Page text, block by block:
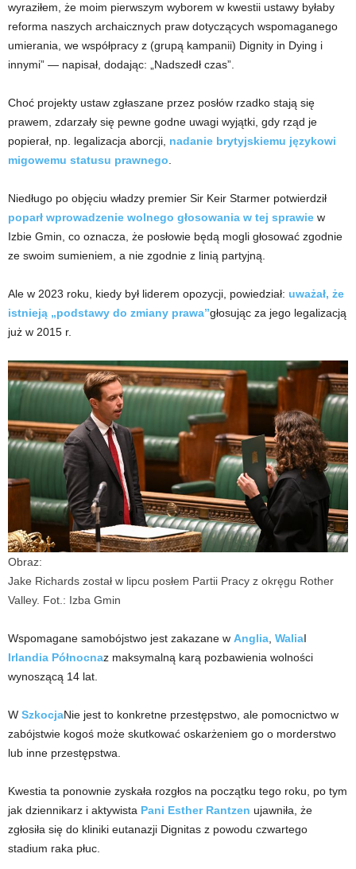
wyraziłem, że moim pierwszym wyborem w kwestii ustawy byłaby
reforma naszych archaicznych praw dotyczących wspomaganego
umierania, we współpracy z (grupą kampanii) Dignity in Dying i
innymi” — napisał, dodając: „Nadszedł czas”.
Choć projekty ustaw zgłaszane przez posłów rzadko stają się
prawem, zdarzały się pewne godne uwagi wyjątki, gdy rząd je
popierał, np. legalizacja aborcji, nadanie brytyjskiemu językowi
migowemu statusu prawnego
Niedługo po objęciu władzy premier Sir Keir Starmer potwierdził
poparł wprowadzenie wolnego głosowania w tej sprawie w
Izbie Gmin, co oznacza, że ​​posłowie będą mogli głosować zgodnie
ze swoim sumieniem, a nie zgodnie z linią partyjną.
Ale w 2023 roku, kiedy był liderem opozycji, powiedział: uważał, że
istnieją „podstawy do zmiany prawa”głosując za jego legalizacją
już w 2015 r.
Obraz:
Jake Richards został w lipcu posłem Partii Pracy z okręgu Rother
Valley. Fot.: Izba Gmin
Wspomagane samobójstwo jest zakazane w Anglia WaliaI
Irlandia Północnaz maksymalną karą pozbawienia wolności
wynoszącą 14 lat.
W SzkocjaNie jest to konkretne przestępstwo, ale pomocnictwo w
zabójstwie kogoś może skutkować oskarżeniem go o morderstwo
lub inne przestępstwa.
Kwestia ta ponownie zyskała rozgłos na początku tego roku, po tym
jak dziennikarz i aktywista Pani Esther Rantzen ujawniła, że ​​
zgłosiła się do kliniki eutanazji Dignitas z powodu czwartego
stadium raka płuc.